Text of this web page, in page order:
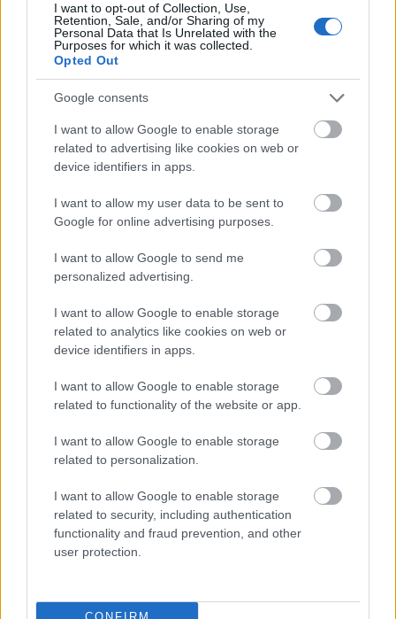
I want to opt-out of Collection, Use,
Retention, Sale, and/or Sharing of my
Personal Data that Is Unrelated with the
Purposes for which it was collected.
Opted Out
Google consents
I want to allow Google to enable storage
related to advertising like cookies on web or
device identifiers in apps.
I want to allow my user data to be sent to
Google for online advertising purposes.
I want to allow Google to send me
personalized advertising.
I want to allow Google to enable storage
related to analytics like cookies on web or
device identifiers in apps.
I want to allow Google to enable storage
related to functionality of the website or app.
I want to allow Google to enable storage
related to personalization.
I want to allow Google to enable storage
related to security, including authentication
functionality and fraud prevention, and other
user protection.
nélkül mutatja be kötetenként négy fiatal magyar...
2012 / 06 / 23
Aktuális kiállításaink